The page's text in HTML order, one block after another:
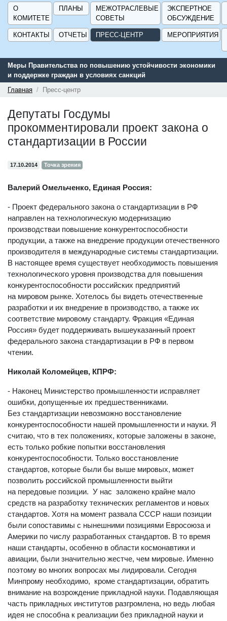
О
КОМИТЕТЕ
ПЛАНЫ
МЕЖОТРАСЛЕВЫЕ
СОВЕТЫ
ЭКСПЕРТНОЕ
ОБСУЖДЕНИЕ
КОНТАКТЫ ОТЧЕТЫ ПРЕСС-ЦЕНТР МЕРОПРИЯТИЯ
Сервис поиска и подбора субсидий и мер
поддержки для предприятий - «Навигатор мер
ГИСП».
Главная Пресс-центр
Депутаты Госдумы
прокомментировали проект закона о
стандартизации в России
17.10.2014 Точка зрения
Валерий Омельченко, Единая Россия:
- Проект федерального закона о стандартизации в РФ
направлен на технологическую модернизацию
производстваи повышение конкурентоспособности
продукции, а также на внедрение продукции отечественного
производителя в международные системы стандартизации.
В настоящее время существует необходимость повышения
технологического уровня производства для повышения
конкурентоспособности российских предприятий
на мировом рынке. Хотелось бы видеть отечественные
разработки и их внедрение в производство, а также их
соответствие мировому стандарту. Фракция «Единая
Россия» будет поддерживать вышеуказанный проект
федерального закона стандартизации в РФ в первом
чтении.
Николай Коломейцев, КПРФ:
- Наконец Министерство промышленности исправляет
ошибки, допущенные их предшественниками.
Без стандартизации невозможно восстановление
конкурентоспособности нашей промышленности и науки. Я
считаю, что в тех положениях, которые заложены в законе,
есть только робкие попытки восстановления
конкурентоспособности. Только восстановление
стандартов, которые были бы выше мировых, может
позволить российской промышленности выйти
на передовые позиции. У нас заложено крайне мало
средств на разработку технических регламентов и новых
стандартов. Хотя на момент развала СССР наши позиции
были сопоставимы с нынешними позициями Евросоюза и
Америки по числу разработанных стандартов. В то время
наши стандарты, особенно в области космонавтики и
авиации, были значительно жестче, чем мировые. Именно
поэтому во многих вопросах мы лидировали. Сегодня
Минпрому необходимо, кроме стандартизации, обратить
внимание на возрождение прикладной науки. Подавляющая
часть прикладных институтов разгромлена, но ведь любая
идея не способна к реализации без прикладной науки и